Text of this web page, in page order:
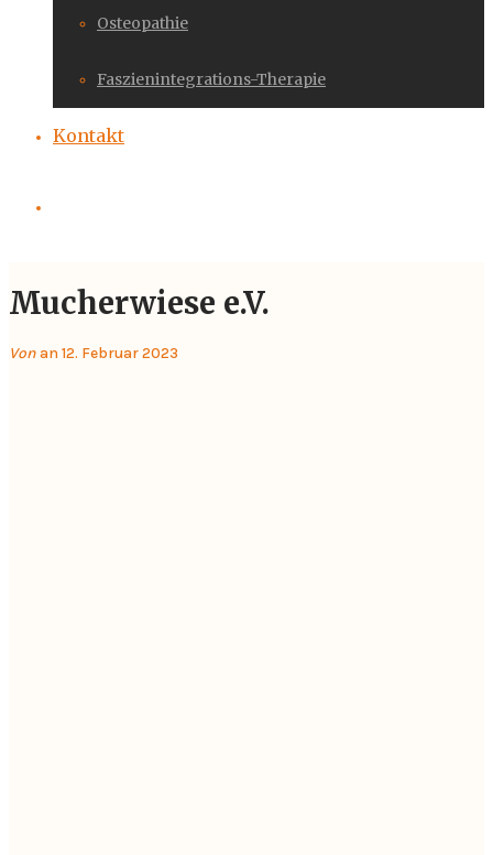
Osteopathie
Faszienintegrations-Therapie
Kontakt
Mucherwiese e.V.
Vonan 12. Februar 2023